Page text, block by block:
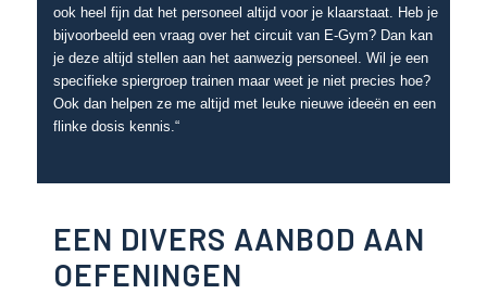
ook heel fijn dat het personeel altijd voor je klaarstaat. Heb je
bijvoorbeeld een vraag over het circuit van E-Gym? Dan kan
je deze altijd stellen aan het aanwezig personeel. Wil je een
specifieke spiergroep trainen maar weet je niet precies hoe?
Ook dan helpen ze me altijd met leuke nieuwe ideeën en een
flinke dosis kennis.“
EEN DIVERS AANBOD AAN
OEFENINGEN